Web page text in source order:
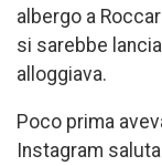
albergo a
si sarebbe
alloggiava.
Poco prima
Instagram